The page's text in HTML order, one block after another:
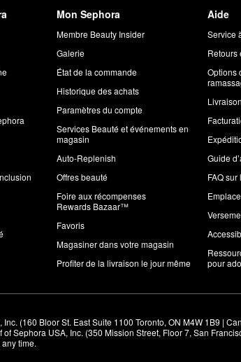
Mon Sephora
Membre Beauty Insider
Galerie
État de la commande
Historique des achats
Paramètres du compte
Services Beauté et événements en
magasin
Auto-Replenish
Offres beauté
Foire aux récompenses
Rewards Bazaar™
Favoris
Magasiner dans votre magasin
Profiter de la livraison le jour même
Aide
Service
Retours
Options
Livraison
Guide
FAQ
pour
(160 Bloor St. East Suite 1100 Toronto, ON M4W 1B9 |
Sephora USA, Inc. (350 Mission Street, Floor 7, San
time.